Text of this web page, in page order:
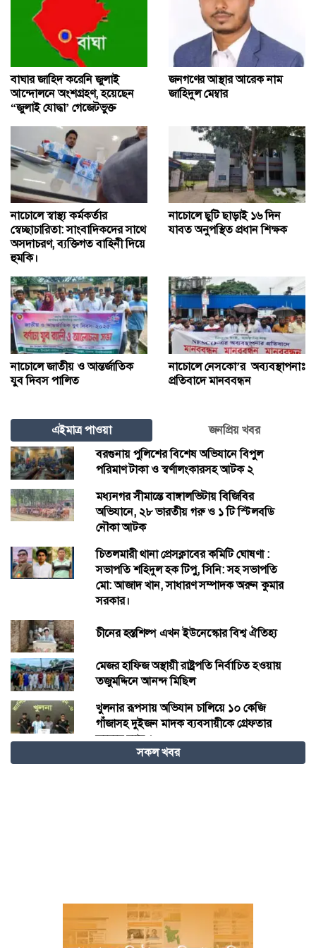
বাঘার জাহিদ করেনি জুলাই
আন্দোলনে অংশগ্রহণ, হয়েছেন
“জুলাই যোদ্ধা’ গেজেটভুক্ত
জনগণের আস্থার আরেক নাম
জাহিদুল মেম্বার
নাচোলে স্বাস্থ্য কর্মকর্তার
স্বেচ্ছাচারিতা: সাংবাদিকদের সাথে
অসদাচরণ, ব্যক্তিগত বাহিনী দিয়ে
হুমকি।
নাচোলে ছুটি ছাড়াই ১৬ দিন
যাবত অনুপস্থিত প্রধান শিক্ষক
নাচোলে জাতীয় ও আন্তর্জাতিক
যুব দিবস পালিত
নাচোলে নেসকো’র অব্যবস্থাপনাঃ
প্রতিবাদে মানববন্ধন
এইমাত্র পাওয়া
জনপ্রিয় খবর
বরগুনায় পুলিশের বিশেষ অভিযানে বিপুল
পরিমাণ টাকা ও স্বর্ণালংকারসহ আটক ২
মধ্যনগর সীমান্তে বাঙ্গালভিটায় বিজিবির
অভিযানে, ২৮ ভারতীয় গরু ও ১ টি স্টিলবডি
নৌকা আটক
চিতলমারী থানা প্রেসক্লাবের কমিটি ঘোষণা :
সভাপতি শহিদুল হক টিপু, সিনি: সহ সভাপতি
মো: আজাদ খান, সাধারণ সম্পাদক অরুন কুমার
সরকার।
চীনের হস্তশিল্প এখন ইউনেস্কোর বিশ্ব ঐতিহ্য
মেজর হাফিজ অস্থায়ী রাষ্ট্রপতি নির্বাচিত হওয়ায়
তজুমদ্দিনে আনন্দ মিছিল
খুলনার রূপসায় অভিযান চালিয়ে ১০ কেজি
গাঁজাসহ দুইজন মাদক ব্যবসায়ীকে গ্রেফতার
করেছে র‍্যাব-৬
নওগাঁয় পানিতে ডুবে নবদম্পতির মৃত্যু, শয়ন ঘর
ম্যানিলায় চীন-আসিয়ান পররাষ্ট্রমন্ত্রীদের বৈঠক
সকল খবর